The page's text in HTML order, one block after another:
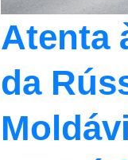
Atenta
da